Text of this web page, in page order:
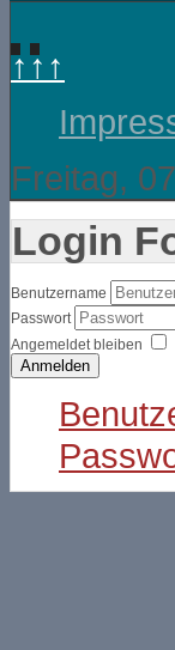
↑↑↑
Freitag,
Login
Benutzername
Passwort
Angemeldet bleiben
Anmelden